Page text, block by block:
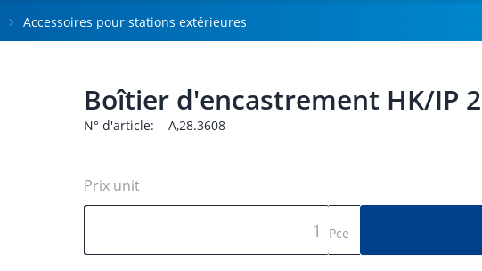
Accessoires pour stations extérieures
Boîtier d'encastrement HK/IP
N° d'article: A,28.3608
Prix unit
Pce